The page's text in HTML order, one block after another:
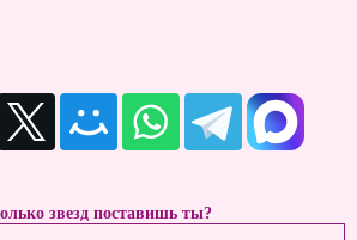
звезд поставишь ты?